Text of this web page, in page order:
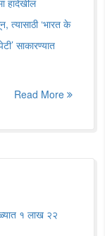
हादेखील
‘भारत के
साकारण्यात
Read More
१ लाख २२